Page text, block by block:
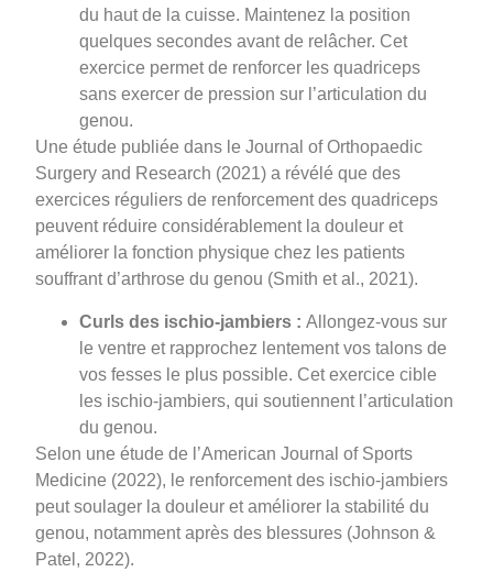
du haut de la cuisse. Maintenez la position
quelques secondes avant de relâcher. Cet
exercice permet de renforcer les quadriceps
sans exercer de pression sur l’articulation du
genou.
Une étude publiée dans le Journal of Orthopaedic
Surgery and Research (2021) a révélé que des
exercices réguliers de renforcement des quadriceps
peuvent réduire considérablement la douleur et
améliorer la fonction physique chez les patients
souffrant d’arthrose du genou (Smith et al., 2021).
Curls des ischio-jambiers :Allongez-vous sur
le ventre et rapprochez lentement vos talons de
vos fesses le plus possible. Cet exercice cible
les ischio-jambiers, qui soutiennent l’articulation
du genou.
Selon une étude de l’American Journal of Sports
Medicine (2022), le renforcement des ischio-jambiers
peut soulager la douleur et améliorer la stabilité du
genou, notamment après des blessures (Johnson &
Patel, 2022).